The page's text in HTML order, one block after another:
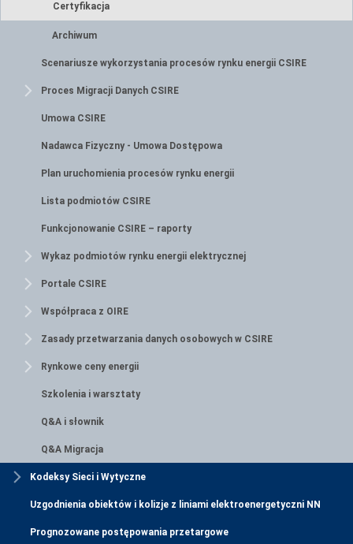
Certyfikacja
Archiwum
Scenariusze wykorzystania procesów rynku energii CSIRE
Proces Migracji Danych CSIRE
Umowa CSIRE
Nadawca Fizyczny - Umowa Dostępowa
Plan uruchomienia procesów rynku energii
Lista podmiotów CSIRE
Funkcjonowanie CSIRE – raporty
Wykaz podmiotów rynku energii elektrycznej
Portale CSIRE
Współpraca z OIRE
Zasady przetwarzania danych osobowych w CSIRE
Rynkowe ceny energii
Szkolenia i warsztaty
Q&A i słownik
Q&A Migracja
Kodeksy Sieci i Wytyczne
Uzgodnienia obiektów i kolizje z liniami elektroenergetyczni NN
Prognozowane postępowania przetargowe